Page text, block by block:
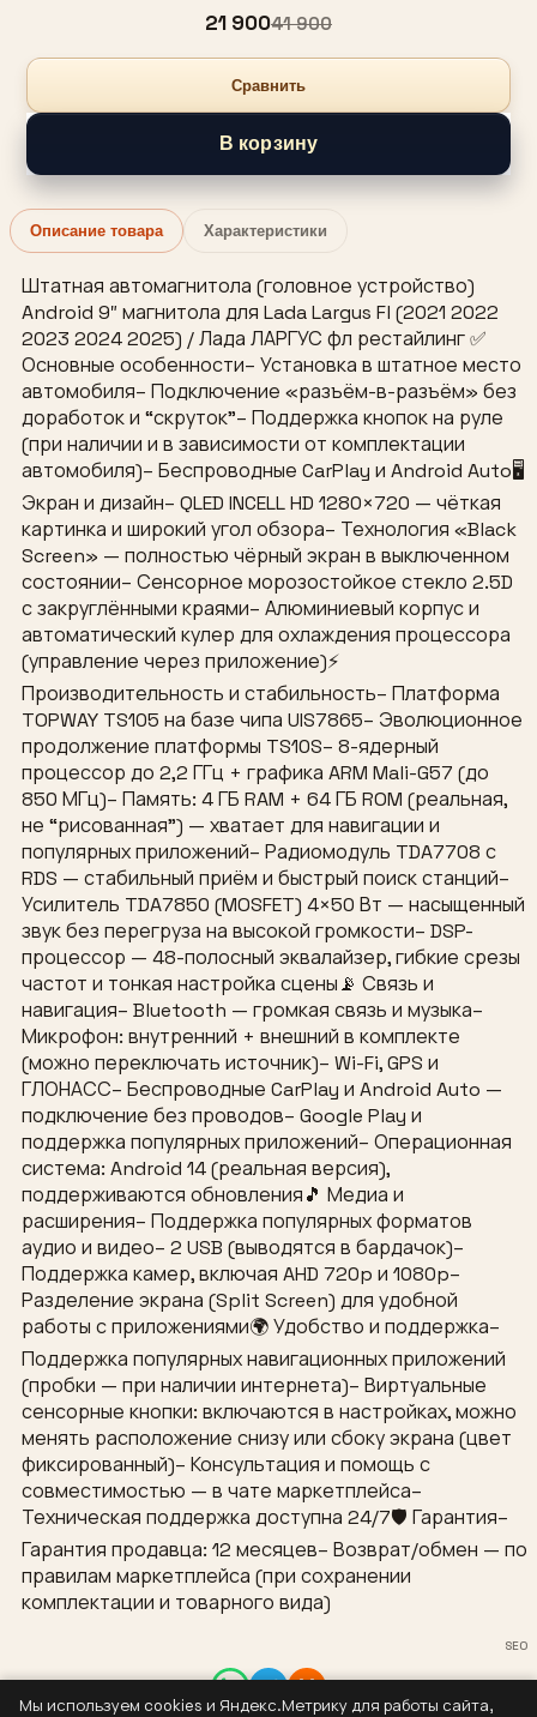
21 90041 900
Сравнить
В корзину
Описание товара Характеристики
Штатная автомагнитола (головное устройство)
Android 9″ магнитола для Lada Largus Fl (2021 2022
2023 2024 2025) / Лада ЛАРГУС фл рестайлинг ✅
Основные особенности– Установка в штатное место
автомобиля– Подключение «разъём-в-разъём» без
доработок и “скруток”– Поддержка кнопок на руле
(при наличии и в зависимости от комплектации
автомобиля)– Беспроводные CarPlay и Android Auto🖥
Экран и дизайн– QLED INCELL HD 1280×720 — чёткая
картинка и широкий угол обзора– Технология «Black
Screen» — полностью чёрный экран в выключенном
состоянии– Сенсорное морозостойкое стекло 2.5D
с закруглёнными краями– Алюминиевый корпус и
автоматический кулер для охлаждения процессора
(управление через приложение)⚡
Производительность и стабильность– Платформа
TOPWAY TS105 на базе чипа UIS7865– Эволюционное
продолжение платформы TS10S– 8-ядерный
процессор до 2,2 ГГц + графика ARM Mali-G57 (до
850 МГц)– Память: 4 ГБ RAM + 64 ГБ ROM (реальная,
не “рисованная”) — хватает для навигации и
популярных приложений– Радиомодуль TDA7708 с
RDS — стабильный приём и быстрый поиск станций–
Усилитель TDA7850 (MOSFET) 4×50 Вт — насыщенный
звук без перегруза на высокой громкости– DSP-
процессор — 48-полосный эквалайзер, гибкие срезы
частот и тонкая настройка сцены📡 Связь и
навигация– Bluetooth — громкая связь и музыка–
Микрофон: внутренний + внешний в комплекте
(можно переключать источник)– Wi-Fi, GPS и
ГЛОНАСС– Беспроводные CarPlay и Android Auto —
подключение без проводов– Google Play и
поддержка популярных приложений– Операционная
система: Android 14 (реальная версия),
поддерживаются обновления🎵 Медиа и
расширения– Поддержка популярных форматов
аудио и видео– 2 USB (выводятся в бардачок)–
Поддержка камер, включая AHD 720p и 1080p–
Разделение экрана (Split Screen) для удобной
работы с приложениями🌍 Удобство и поддержка–
Поддержка популярных навигационных приложений
(пробки — при наличии интернета)– Виртуальные
сенсорные кнопки: включаются в настройках, можно
менять расположение снизу или сбоку экрана (цвет
фиксированный)– Консультация и помощь с
совместимостью — в чате маркетплейса–
Техническая поддержка доступна 24/7🛡 Гарантия–
Гарантия продавца: 12 месяцев– Возврат/обмен — по
правилам маркетплейса (при сохранении
комплектации и товарного вида)
SEO
Мы используем cookies и Яндекс.Метрику для работы сайта,